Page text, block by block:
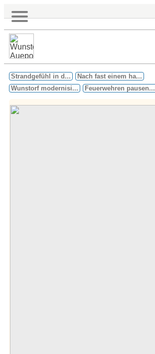
Strandgefühl in d...
Nach fast einem ha...
Wunstorf modernisi...
Feuerwehren pausen...